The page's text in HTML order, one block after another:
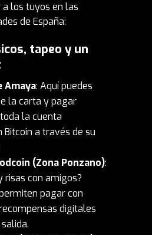
los tuyos en las
de España:
tapeo y un
Amaya: Aquí puedes
la carta y pagar
la cuenta
a través de su
(Zona Ponzano):
risas con amigos?
pagar con
digitales